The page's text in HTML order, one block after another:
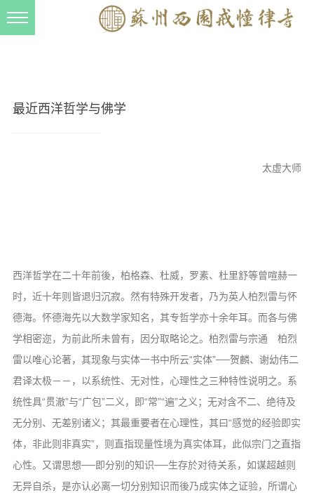
法音宣流
音频视频
弘法书籍
助印功德
弘法活动
西园法讯
皈依斋戒
最近西洋哲学与佛学
太虚大师
西洋哲学在二十年前後，柏格森、杜威，罗素、杜里舒等曾喧赫一
时，近十年则皆退归沉寂。然有特殊开发者，乃为英人柏烈雷与怀
德海。怀德海先以大数学家知名，其专哲学亦十余年耳。而各与佛
学相密迩，为前此所未曾有，因分取略论之。柏烈雷与宗通 柏烈
雷以唯心论著，其现象与实体一书中所云“实体”──贺麟、谢幼伟二
君译太极－－，以系统性、无对性，心理性之三种特性说明之。系
统性具“贯澈”与“广包”二义，即“常”“遍”之义；无对含不二、绝待及
无分别、无差别诸义；其最重要者在心理性，其曰“感觉的经验即实
体，非此则非真实”，则直指现量性境为真实体耳，此似宗门之直指
心性。又谓思想──即分别的知识──生存於对待关系，如谋超越则
无异自杀，是亦认必离一切分别知识而後乃成实体之证验，所谓心